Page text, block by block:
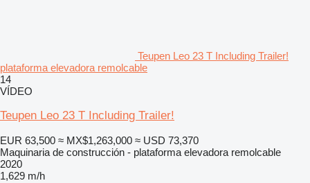
Teupen Leo 23 T Including Trailer!
plataforma elevadora remolcable
14
VÍDEO
Teupen Leo 23 T Including Trailer!
EUR 63,500 ≈ MX$1,263,000 ≈ USD 73,370
Maquinaria de construcción - plataforma elevadora remolcable
2020
1,629 m/h